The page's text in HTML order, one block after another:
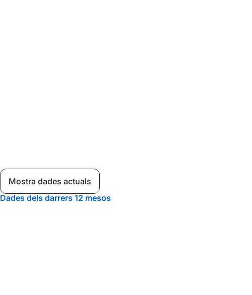
Mostra dades actuals
Dades dels darrers 12 mesos